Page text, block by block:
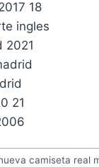
camiseta real